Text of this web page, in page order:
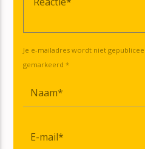
Je e-mailadres wordt niet
gemarkeerd *